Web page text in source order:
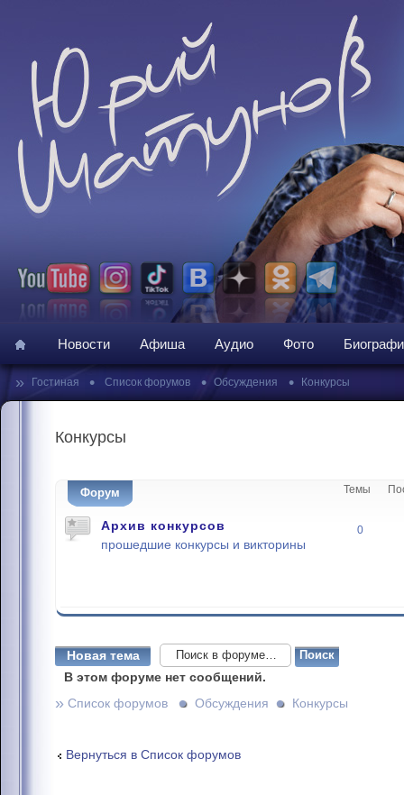
Новости Афиша Аудио Фото
» Гостиная • Список форумов • Обсуждения • Конкурсы
Конкурсы
Форум Темы
Архив конкурсов
прошедшие конкурсы и викторины
0
Новая тема
В этом форуме нет сообщений.
» Список форумов Обсуждения Конкурсы
Вернуться в Список форумов